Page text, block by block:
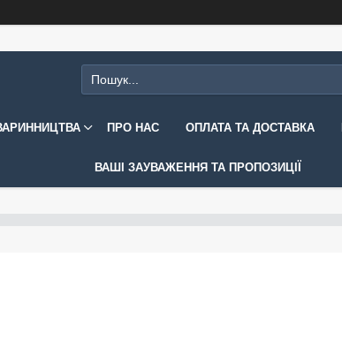
ПРО НАС ОПЛАТА ТА ДОСТАВКА
ВАШІ ЗАУВАЖЕННЯ ТА ПРОПОЗИЦІЇ